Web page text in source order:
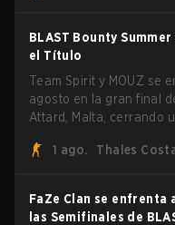
BLAST Bounty
el Título
Team Spirit y MOUZ se
agosto en la gran final
Attard, Malta, cerrando
1 ago.
Thales
FaZe Clan se enfrenta
las Semifinales de